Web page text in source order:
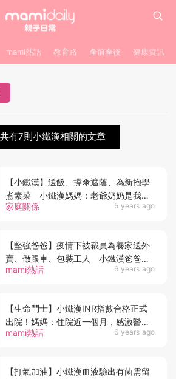
mami熱話 教育路 產前產後 健康資訊
有7則小鐵漢相關的文章
家庭關係 5 years ago
【小鐵漢】送飯、撐傘遮蔭、為新抱學
煮素菜 小鐵漢媽媽：老爺奶奶是我強
大後盾
mami熱話 6 years ago
【堅強爸爸】疫情下被裁員為養家送外
賣、做跟車、包裝工人 小鐵漢爸爸網
上發文共勉：香港人！撐住！
mami熱話 6 years ago
【生命鬥士】小鐵漢INR指數合格正式
出院！媽媽：住院近一個月，感激醫護
人員
【打氣加油】小鐵漢血液驗出有菌需留